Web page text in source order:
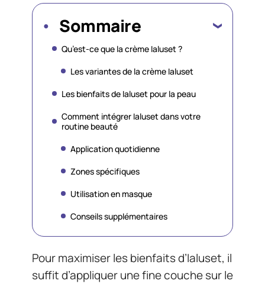
Sommaire
Qu’est-ce que la crème Ialuset ?
Les variantes de la crème Ialuset
Les bienfaits de Ialuset pour la peau
Comment intégrer Ialuset dans votre
routine beauté
Application quotidienne
Zones spécifiques
Utilisation en masque
Conseils supplémentaires
Pour maximiser les bienfaits d’Ialuset, il
suffit d’appliquer une fine couche sur le